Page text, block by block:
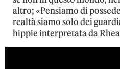
altro; «Pensiamo di
realtà siamo solo dei
hippie interpretata da